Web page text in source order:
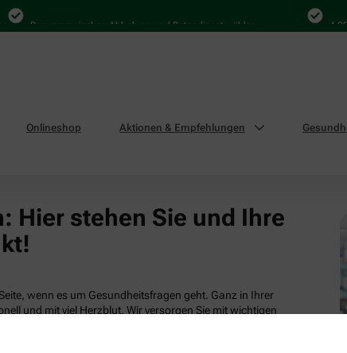
Bequem zwischen Abholung und Botendienst wählen 4.000
Onlineshop Aktionen & Empfehlungen
Hier stehen Sie und Ihre
wenn es um Gesundheitsfragen geht. Ganz in Ihrer
und mit viel Herzblut. Wir versorgen Sie mit wichtigen
und attraktiven Produkten aus unserem